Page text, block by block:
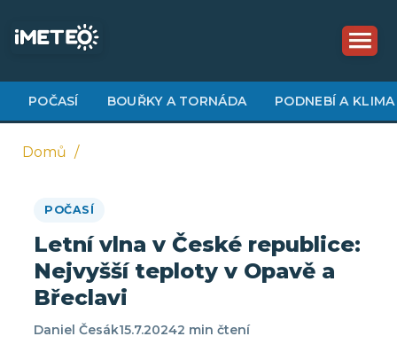
obsahu
POČASÍ BOUŘKY A TORNÁDA PODNEBÍ A KLIMA
navigace
Domů
POČASÍ
Letní vlna v České republice:
Nejvyšší teploty v Opavě a
Břeclavi
Daniel Česák15.7.20242 min čtení